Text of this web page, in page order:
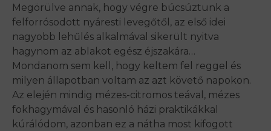
Megörülve annak, hogy végre búcsúztunk a
felforrósodott nyáresti levegőtől, az első idei
nagyobb lehűlés alkalmával sikerült nyitva
hagynom az ablakot egész éjszakára…
Mondanom sem kell, hogy keltem fel reggel és
milyen állapotban voltam az azt követő napokon.
Az elején mindig mézes-citromos teával, mézes
fokhagymával és hasonló házi praktikákkal
kúrálódom, azonban ez a nátha most kifogott